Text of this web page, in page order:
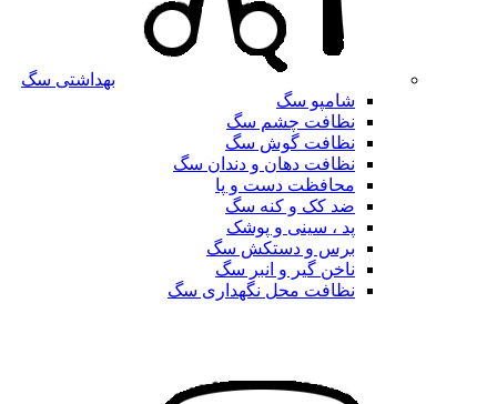
بهداشتی سگ
شامپو سگ
نظافت چشم سگ
نظافت گوش سگ
نظافت دهان و دندان سگ
محافظت دست و پا
ضد کک و کنه سگ
پد ، سینی و پوشک
برس و دستکش سگ
ناخن گیر و انبر سگ
نظافت محل نگهداری سگ